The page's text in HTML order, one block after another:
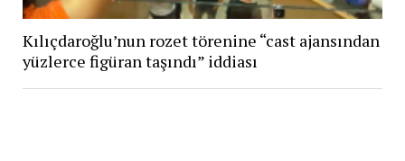
Kılıçdaroğlu’nun rozet törenine “cast ajansından
yüzlerce figüran taşındı” iddiası